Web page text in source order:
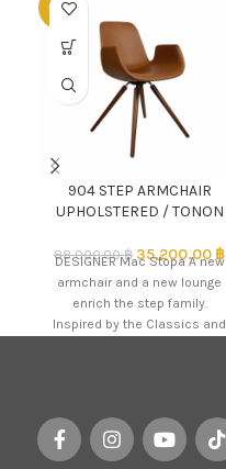
-60%
904 STEP ARMCHAIR
UPHOLSTERED / TONON
88,000.00฿ 35,200.00 ฿
DESIGNER Mac Stopa A new
armchair and a new lounge
enrich the step family.
Inspired by the Classics and